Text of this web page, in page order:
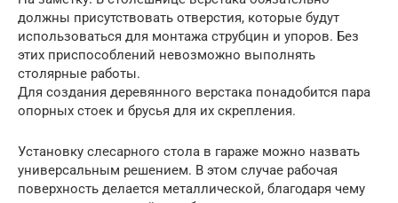
должны присутствовать отверстия, которые будут
использоваться для монтажа струбцин и упоров. Без
этих приспособлений невозможно выполнять
столярные работы.
Для создания деревянного верстака понадобится пара
опорных стоек и брусья для их скрепления.
Установку слесарного стола в гараже можно назвать
универсальным решением. В этом случае рабочая
поверхность делается металлической, благодаря чему